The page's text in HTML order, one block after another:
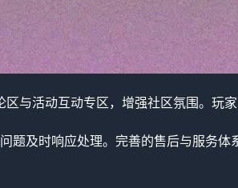
与活动互动专区，增强社区氛围。玩
题及时响应处理。完善的售后与服务体